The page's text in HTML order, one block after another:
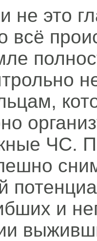
не это
всё
ЧС.
и